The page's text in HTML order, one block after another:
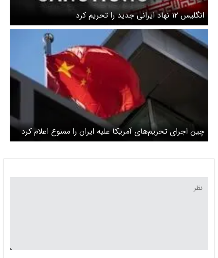
انگلیس ۱۲ نهاد ایرانی جدید را تحریم کرد
چین اجرای تحریم‌های آمریکا علیه ایران را ممنوع اعلام کرد